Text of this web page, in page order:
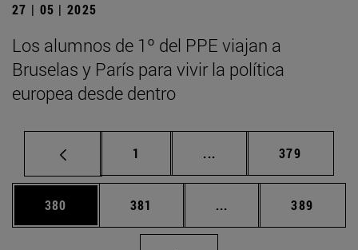
27 | 05 | 2025
Los alumnos de 1º del PPE viajan a
Bruselas y París para vivir la política
europea desde dentro
Página
1 ... Páginas intermedias
Página
379
Página
380 Página
381 ... Páginas intermedias
Página
389